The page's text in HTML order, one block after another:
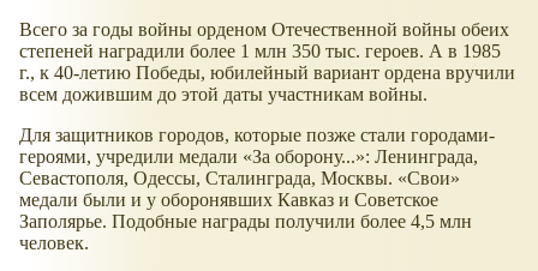
Всего за годы войны орденом Отечественной войны обеих
степеней наградили более 1 млн 350 тыс. героев. А в 1985
г., к 40-летию Победы, юбилейный вариант ордена вручили
всем дожившим до этой даты участникам войны.
Для защитников городов, которые позже стали городами-
героями, учредили медали «За оборону...»: Ленинграда,
Севастополя, Одессы, Сталинграда, Москвы. «Свои»
медали были и у оборонявших Кавказ и Советское
Заполярье. Подобные награды получили более 4,5 млн
человек.